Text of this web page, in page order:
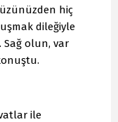
hiç
dileğiyle
Sağ olun, var
ile